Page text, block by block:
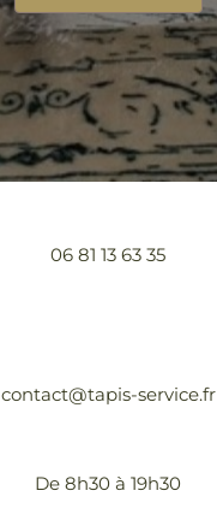
06 81 13 63 35
contact@tapis-service.fr
De 8h30 à 19h30